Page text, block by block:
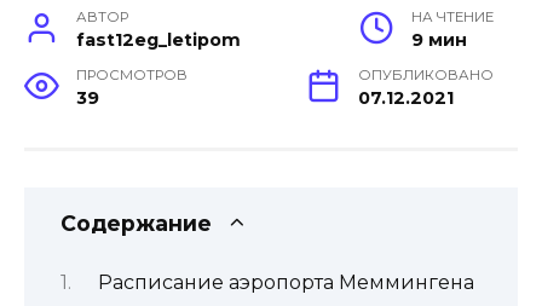
АВТОР
fast12eg_letipom
НА ЧТЕНИЕ
9 мин
ПРОСМОТРОВ
39
ОПУБЛИКОВАНО
07.12.2021
Содержание
Расписание аэропорта Меммингена